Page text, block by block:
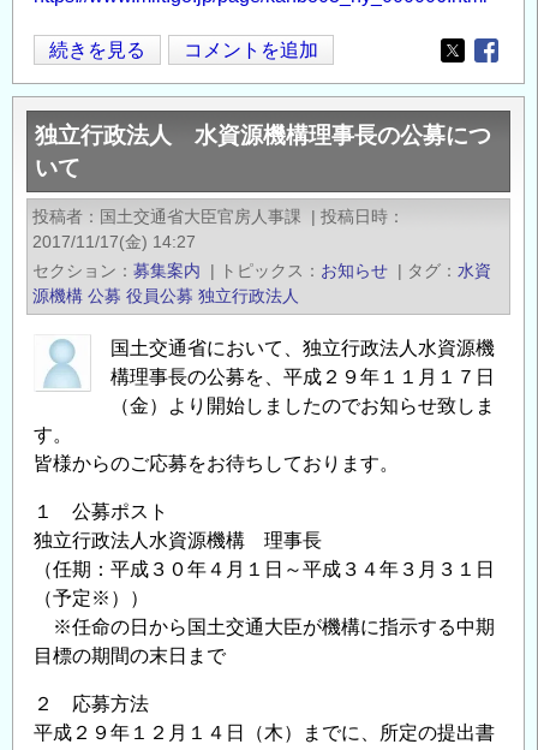
独
立
行
政
法
人
役
員
の
公
募
い
て
（土
木
研
究
所、
水
機
続きを見る コメントを追加
Opens in
独立行政法人 水資源機構理事長の公募につ
いて
投稿者 国土交通省大臣官房人事課 | 投稿日時
2017/11/17(金) 14:27
セクション
募集案内 | トピックス お知らせ | タグ
水資
源機構 公募 役員公募 独立行政法人
国土交通省において、独立行政法人水資源機
構理事長の公募を、平成２９年１１月１７日
（金）より開始しましたのでお知らせ致しま
す。
皆様からのご応募をお待ちしております。
１ 公募ポスト
独立行政法人水資源機構 理事長
（任期：平成３０年４月１日～平成３４年３月３１日
（予定※））
※任命の日から国土交通大臣が機構に指示する中期
目標の期間の末日まで
２ 応募方法
平成２９年１２月１４日（木）までに、所定の提出書